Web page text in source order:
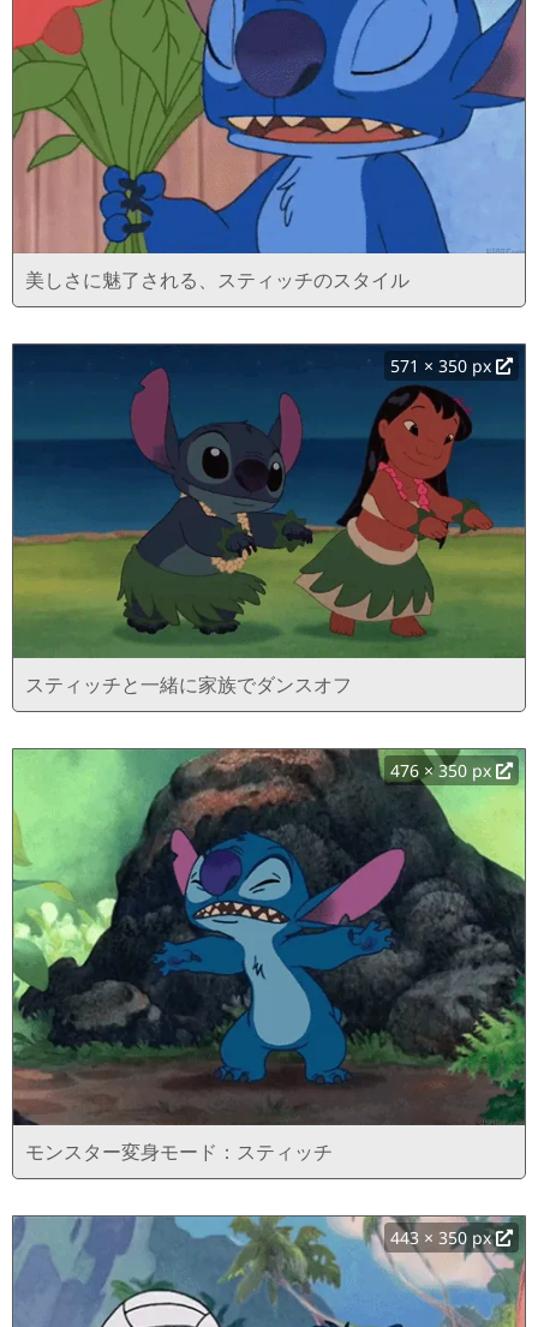
美しさに魅了される、スティッチのスタイル
571 × 350 px
スティッチと一緒に家族でダンスオフ
476 × 350 px
モンスター変身モード：スティッチ
443 × 350 px